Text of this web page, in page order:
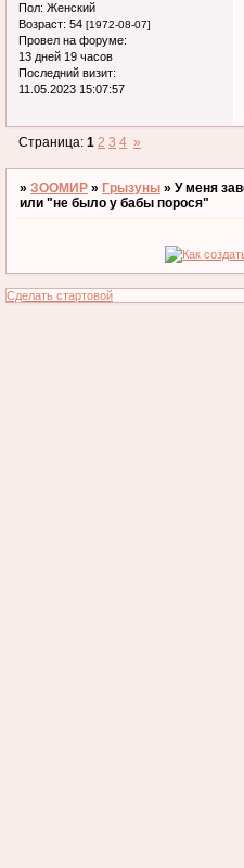
Пол: Женский
Возраст: 54 [1972-08-07]
Провел на форуме:
13 дней 19 часов
Последний визит:
11.05.2023 15:07:57
Страница:1 2 3 4 »
»ЗООМИР »Грызуны »У меня
или "не было у бабы порося"
Сделать стартовой